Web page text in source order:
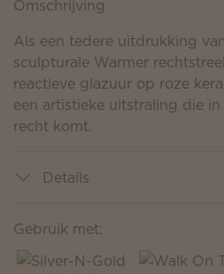
Omschrijving
Als een tedere uitdrukking
sculpturale Warmer
reactieve glazuur op roze
een artistieke uitstraling die
recht komt.
Details
Gebruik met: